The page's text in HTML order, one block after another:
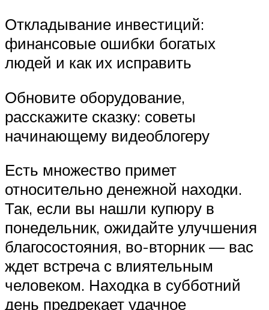
Откладывание инвестиций:
финансовые ошибки богатых
людей и как их исправить
Обновите оборудование,
расскажите сказку: советы
начинающему видеоблогеру
Есть множество примет
относительно денежной находки.
Так, если вы нашли купюру в
понедельник, ожидайте улучшения
благосостояния, во-вторник — вас
ждет встреча с влиятельным
человеком. Находка в субботний
день предрекает удачное